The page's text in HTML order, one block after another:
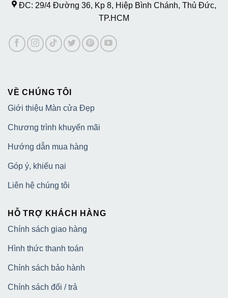
ĐC: 29/4 Đường 36, Kp 8, Hiệp Bình Chánh, Thủ Đức,
TP.HCM
VỀ CHÚNG TÔI
Giới thiệu Màn cửa Đẹp
Chương trình khuyến mãi
Hướng dẫn mua hàng
Góp ý, khiếu nại
Liên hệ chúng tôi
HỖ TRỢ KHÁCH HÀNG
Chính sách giao hàng
Hình thức thanh toán
Chính sách bảo hành
Chính sách đổi / trả